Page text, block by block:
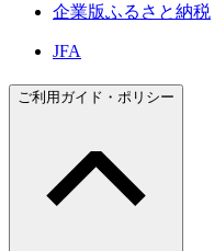
企業版ふるさと納税
JFA
ご利用ガイド・ポリシー